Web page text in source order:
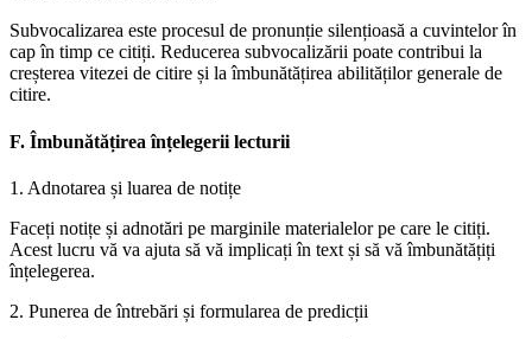
Subvocalizarea este procesul de pronunție silențioasă a cuvintelor în
cap în timp ce citiți. Reducerea subvocalizării poate contribui la
creșterea vitezei de citire și la îmbunătățirea abilităților generale de
citire.
F. Îmbunătățirea înțelegerii lecturii
1. Adnotarea și luarea de notițe
Faceți notițe și adnotări pe marginile materialelor pe care le citiți.
Acest lucru vă va ajuta să vă implicați în text și să vă îmbunătățiți
înțelegerea.
2. Punerea de întrebări și formularea de predicții